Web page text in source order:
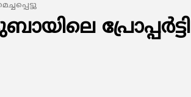
പ്രോപ്പര്‍ട്ടി